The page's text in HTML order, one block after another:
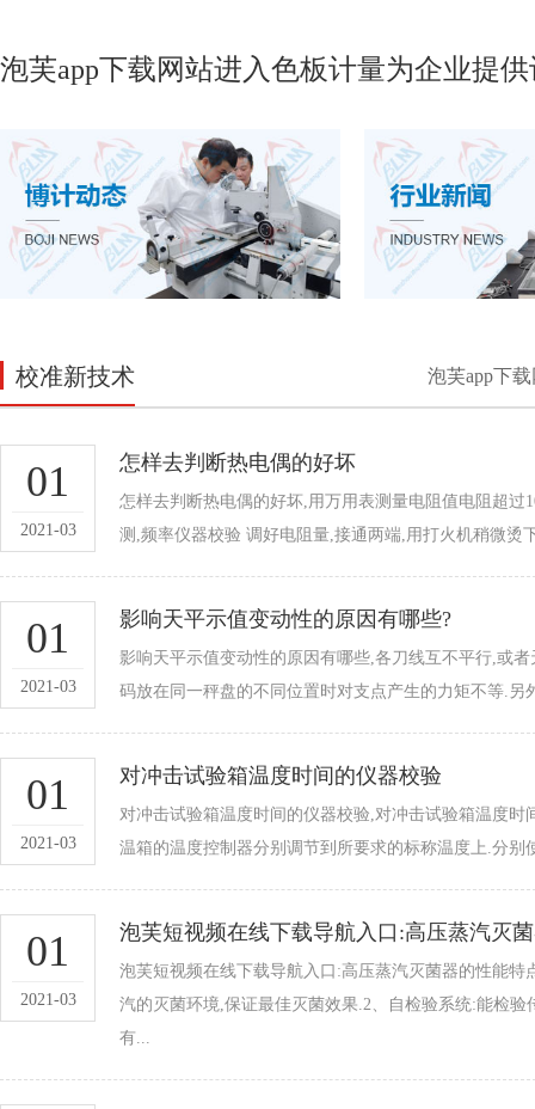
泡芙app下载网站进入色板计量为企业提
校准新技术 泡芙app下载
01
2021-03
怎样去判断热电偶的好坏
怎样去判断热电偶的好坏,用万用表测量电阻值电阻超
测,频率仪器校验 调好电阻量,接通两端,用打火机稍微
01
2021-03
影响天平示值变动性的原因有哪些?
影响天平示值变动性的原因有哪些,各刀线互不平行,或
码放在同一秤盘的不同位置时对支点产生的力矩不等.另外,
01
2021-03
对冲击试验箱温度时间的仪器校验
对冲击试验箱温度时间的仪器校验,对冲击试验箱温度
温箱的温度控制器分别调节到所要求的标称温度上.分
01
2021-03
泡芙短视频在线下载导航入口:高压蒸汽灭
泡芙短视频在线下载导航入口:高压蒸汽灭菌器的性能特
汽的灭菌环境,保证最佳灭菌效果.2、自检验系统:能
有...